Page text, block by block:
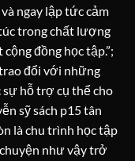
ngay lập tức cảm
trong chất lượng
đồng học tập.”;
đổi với những
sự hỗ trợ cụ thể cho
sỹ sách p15 tân
là chu trình học tập
chuyện như vậy trở